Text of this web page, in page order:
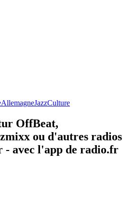
AllemagneJazzCulture
OffBeat,
ou d'autres radios
- avec l'app de radio.fr